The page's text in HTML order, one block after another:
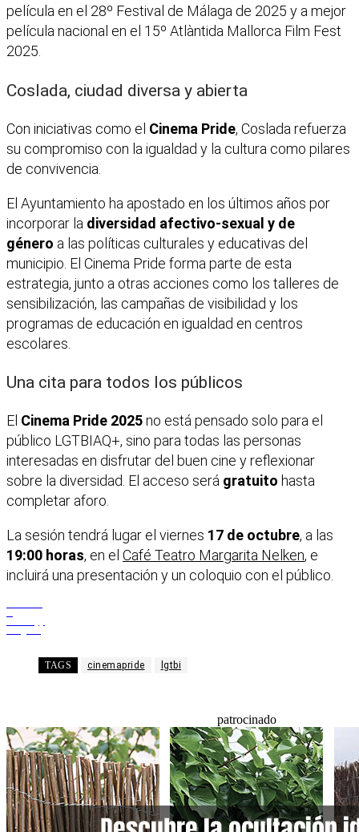
película en el 28º Festival de Málaga de 2025 y a mejor
película nacional en el 15º Atlàntida Mallorca Film Fest
2025.
Coslada, ciudad diversa y abierta
Con iniciativas como el Cinema Pride, Coslada refuerza
su compromiso con la igualdad y la cultura como pilares
de convivencia.
El Ayuntamiento ha apostado en los últimos años por
incorporar la diversidad afectivo-sexual y de
género a las políticas culturales y educativas del
municipio. El Cinema Pride forma parte de esta
estrategia, junto a otras acciones como los talleres de
sensibilización, las campañas de visibilidad y los
programas de educación en igualdad en centros
escolares.
Una cita para todos los públicos
El Cinema Pride 2025no está pensado solo para el
público LGTBIAQ+, sino para todas las personas
interesadas en disfrutar del buen cine y reflexionar
sobre la diversidad. El acceso será gratuito hasta
completar aforo.
La sesión tendrá lugar el viernes 17 de octubre, a las
19:00 horas, en el Café Teatro Margarita Nelken, e
incluirá una presentación y un coloquio con el público.
TAGS cinemapride lgtbi
patrocinado